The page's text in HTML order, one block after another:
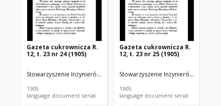
Gazeta cukrownicza R.
12, t. 23 nr 24 (1905)
Stowarzyszenie Inżynierów i Techników Przemysłu Rolnego i
1905
language document serial
Gazeta cukrownicza R.
12, t. 23 nr 25 (1905)
Stowarzyszenie Inżynierów i
1905
language document serial